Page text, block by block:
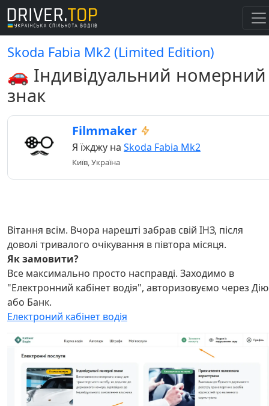
Skoda Fabia Mk2 (Limited Edition)
🚗 Індивідуальний номерний
знак
Filmmaker
Я їжджу на Skoda Fabia Mk2
Київ, Україна
Вітання всім. Вчора нарешті забрав свій ІНЗ, після
доволі тривалого очікування в півтора місяця.
Як замовити?
Все максимально просто насправді. Заходимо в
"Електронний кабінет водія", авторизовуємо через Дію
або Банк.
Електроний кабінет водія